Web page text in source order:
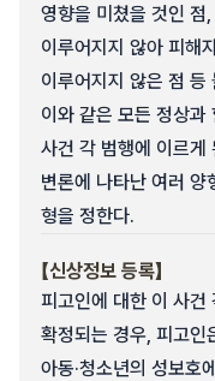
영향을 미쳤을 것인 점
이루어지지 않아 피해
이루어지지 않은 점 등
이와 같은 모든 정상과
사건 각 범행에 이르게
변론에 나타난 여러 양
형을 정한다.
【신상정보 등록】
피고인에 대한 이 사건
확정되는 경우, 피고인
아동·청소년의 성보호